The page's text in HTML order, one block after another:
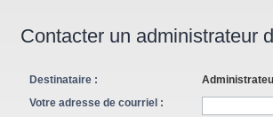
Contacter un administrateur
Destinataire :
Votre adresse de courriel :